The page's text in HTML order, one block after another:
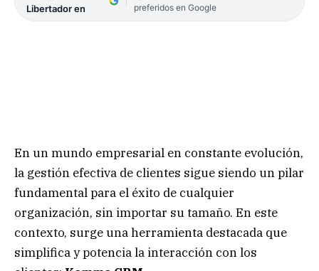
Libertador en
preferidos en Google
En un mundo empresarial en constante evolución,
la gestión efectiva de clientes sigue siendo un pilar
fundamental para el éxito de cualquier
organización, sin importar su tamaño. En este
contexto, surge una herramienta destacada que
simplifica y potencia la interacción con los